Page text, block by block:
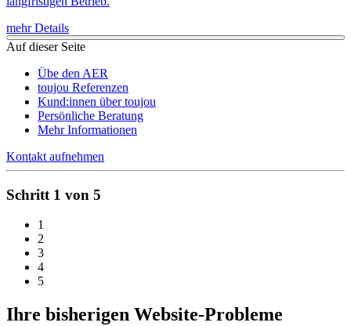
mehr Details
Auf dieser Seite
Übe den AER
toujou Referenzen
Kund:innen über toujou
Persönliche Beratung
Mehr Informationen
Kontakt aufnehmen
Schritt 1 von 5
1
2
3
4
5
Ihre bisherigen Website-Probleme